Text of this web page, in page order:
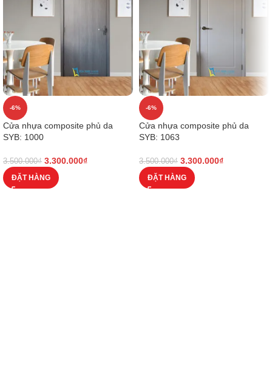
-6%
Cửa nhựa composite phủ da
SYB: 1000
3.500.000₫ 3.300.000₫
ĐẶT HÀNG
-6%
Cửa nhựa composite phủ da
SYB: 1063
3.500.000₫ 3.300.000₫
ĐẶT HÀNG